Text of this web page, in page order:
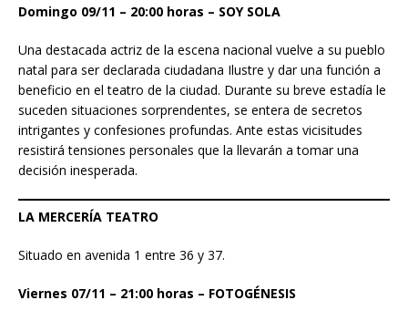
Domingo 09/11 – 20:00 horas – SOY SOLA
Una destacada actriz de la escena nacional vuelve a su pueblo
natal para ser declarada ciudadana Ilustre y dar una función a
beneficio en el teatro de la ciudad. Durante su breve estadía le
suceden situaciones sorprendentes, se entera de secretos
intrigantes y confesiones profundas. Ante estas vicisitudes
resistirá tensiones personales que la llevarán a tomar una
decisión inesperada.
LA MERCERÍA TEATRO
Situado en avenida 1 entre 36 y 37.
Viernes 07/11 – 21:00 horas – FOTOGÉNESIS